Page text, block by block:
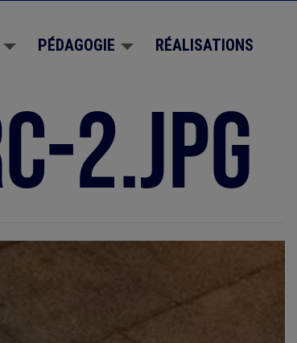
PÉDAGOGIE RÉALISATIONS
2.jpg